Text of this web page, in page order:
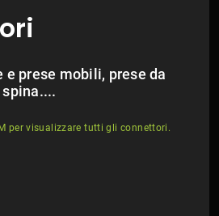
prese mobili, prese da
per visualizzare tutti gli connettori.